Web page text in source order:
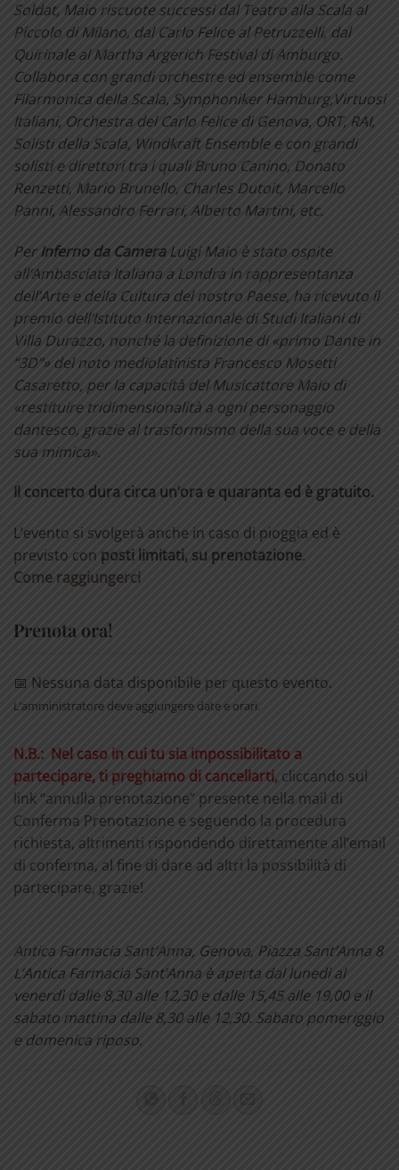
Soldat, Maio riscuote successi dal Teatro alla Scala al
Piccolo di Milano, dal Carlo Felice al Petruzzelli, dal
Quirinale al Martha Argerich Festival di Amburgo.
Collabora con grandi orchestre ed ensemble come
Filarmonica della Scala, Symphoniker Hamburg,Virtuosi
Italiani, Orchestra del Carlo Felice di Genova, ORT, RAI,
Solisti della Scala, Windkraft Ensemble e con grandi
solisti e direttori tra i quali Bruno Canino, Donato
Renzetti, Mario Brunello, Charles Dutoit, Marcello
Panni, Alessandro Ferrari, Alberto Martini, etc.
PerInferno da Camera Luigi Maio è stato ospite
all’Ambasciata Italiana a Londra in rappresentanza
dell’Arte e della Cultura del nostro Paese, ha ricevuto il
premio dell’Istituto Internazionale di Studi Italiani di
Villa Durazzo, nonché la definizione di «primo Dante in
“3D”» del noto mediolatinista Francesco Mosetti
Casaretto, per la capacità del Musicattore Maio di
«restituire tridimensionalità a ogni personaggio
dantesco, grazie al trasformismo della sua voce e della
sua mimica».
Il concerto dura circa un’ora e quaranta ed è gratuito.
L’evento si svolgerà anche in caso di pioggia ed è
previsto con posti limitati, su prenotazione.
Come raggiungerci
Prenota ora!
📅 Nessuna data disponibile per questo evento.
L’amministratore deve aggiungere date e orari.
N.B.: Nel caso in cui tu sia impossibilitato a
partecipare, ti preghiamo di cancellarti, cliccando sul
link “annulla prenotazione” presente nella mail di
Conferma Prenotazione e seguendo la procedura
richiesta, altrimenti rispondendo direttamente all’email
di conferma, al fine di dare ad altri la possibilità di
partecipare, grazie!
Antica Farmacia Sant’Anna, Genova, Piazza Sant’Anna 8
L’Antica Farmacia Sant’Anna è aperta dal lunedì al
venerdì dalle 8,30 alle 12,30 e dalle 15,45 alle 19,00 e il
sabato mattina dalle 8,30 alle 12,30. Sabato pomeriggio
e domenica riposo.